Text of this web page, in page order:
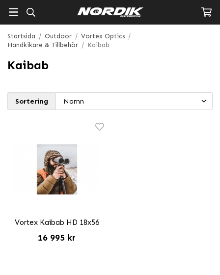
Startsida / Outdoor / Vortex Optics /
Handkikare & Tillbehör / Kaibab
Kaibab
Sortering
Vortex Kaibab HD 18x56
16 995 kr